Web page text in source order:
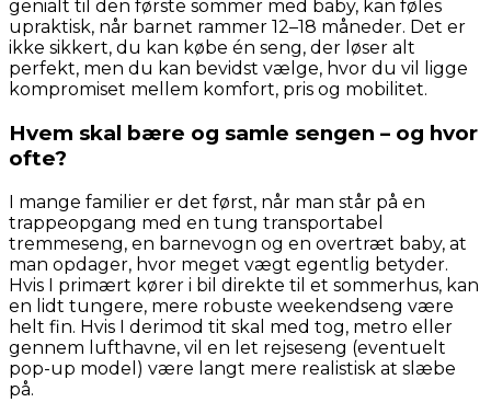
genialt til den første sommer med baby, kan føles
upraktisk, når barnet rammer 12–18 måneder. Det er
ikke sikkert, du kan købe én seng, der løser alt
perfekt, men du kan bevidst vælge, hvor du vil ligge
kompromiset mellem komfort, pris og mobilitet.
Hvem skal bære og samle sengen – og hvor
ofte?
I mange familier er det først, når man står på en
trappeopgang med en tung transportabel
tremmeseng, en barnevogn og en overtræt baby, at
man opdager, hvor meget vægt egentlig betyder.
Hvis I primært kører i bil direkte til et sommerhus, kan
en lidt tungere, mere robuste weekendseng være
helt fin. Hvis I derimod tit skal med tog, metro eller
gennem lufthavne, vil en let rejseseng (eventuelt
pop-up model) være langt mere realistisk at slæbe
på.